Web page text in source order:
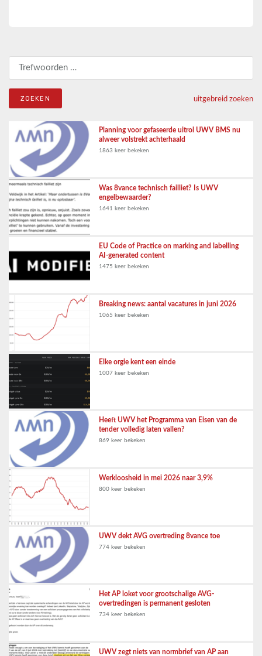
Zoeken naar:
uitgebreid zoeken
Planning voor gefaseerde uitrol UWV BMS nu
alweer volstrekt achterhaald
1863 keer bekeken
Was 8vance technisch failliet? Is UWV
engelbewaarder?
1641 keer bekeken
EU Code of Practice on marking and labelling
AI-generated content
1475 keer bekeken
Breaking news: aantal vacatures in juni 2026
1065 keer bekeken
Elke orgie kent een einde
1007 keer bekeken
Heeft UWV het Programma van Eisen van de
tender volledig laten vallen?
869 keer bekeken
Werkloosheid in mei 2026 naar 3,9%
800 keer bekeken
UWV dekt AVG overtreding 8vance toe
774 keer bekeken
Het AP loket voor grootschalige AVG-
overtredingen is permanent gesloten
734 keer bekeken
UWV zegt niets van normbrief van AP aan